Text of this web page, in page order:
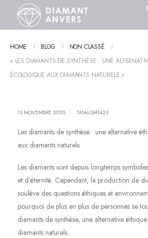
HOME BLOG
NON CLASSÉ
« LES DIAMANTS DE SYNTHÈSE : UNE
ÉCOLOGIQUE AUX DIAMANTS NATURELS »
13 NOVEMBRE 2025 SHALOM1423
Les diamants de synthèse : une alternative
aux diamants naturels
Les diamants sont depuis longtemps
et d’éternité. Cependant, la production de
soulève des questions éthiques et
pourquoi de plus en plus de personnes se
diamants de synthèse, une alternative
diamants naturels.